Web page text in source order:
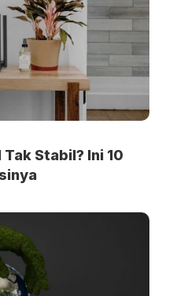
Stabil? Ini 10